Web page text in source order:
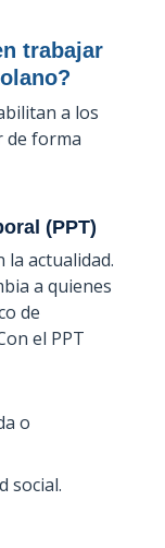
trabajar
a los
de forma
(PPT)
la actualidad.
a quienes
de
el PPT
o
social.